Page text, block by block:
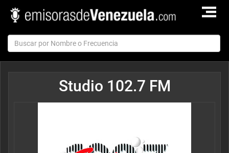
TOGGLE
Studio 102.7 FM